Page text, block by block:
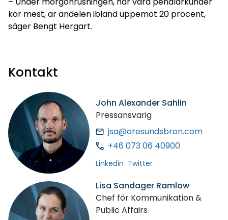
kör mest, är andelen ibland uppemot 20 procent,
säger Bengt Hergart.
Kontakt
John Alexander Sahlin
Pressansvarig
jsa@oresundsbron.com
+46 073 06 40900
Linkedin Twitter
Lisa Sandager Ramlow
Chef för Kommunikation &
Public Affairs